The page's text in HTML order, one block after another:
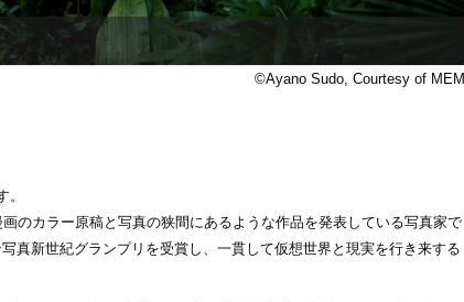
©Ayano Sudo, Courtesy of MEM
のカラー原稿と写真の狭間にあるような作品を発表している写真家で
真新世紀グランプリを受賞し、⼀貫して仮想世界と現実を⾏き来する